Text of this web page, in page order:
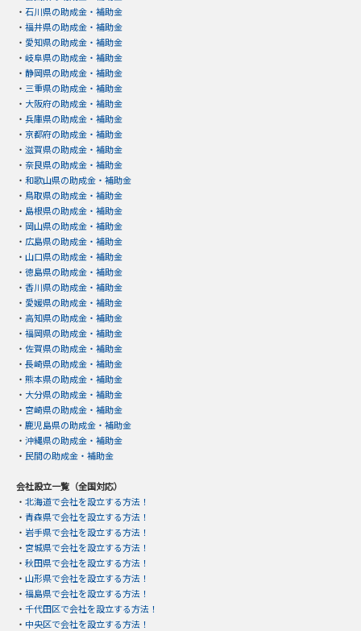
・ 石川県の助成金・補助金
・ 福井県の助成金・補助金
・ 愛知県の助成金・補助金
・ 岐阜県の助成金・補助金
・ 静岡県の助成金・補助金
・ 三重県の助成金・補助金
・ 大阪府の助成金・補助金
・ 兵庫県の助成金・補助金
・ 京都府の助成金・補助金
・ 滋賀県の助成金・補助金
・ 奈良県の助成金・補助金
・ 和歌山県の助成金・補助金
・ 鳥取県の助成金・補助金
・ 島根県の助成金・補助金
・ 岡山県の助成金・補助金
・ 広島県の助成金・補助金
・ 山口県の助成金・補助金
・ 徳島県の助成金・補助金
・ 香川県の助成金・補助金
・ 愛媛県の助成金・補助金
・ 高知県の助成金・補助金
・ 福岡県の助成金・補助金
・ 佐賀県の助成金・補助金
・ 長崎県の助成金・補助金
・ 熊本県の助成金・補助金
・ 大分県の助成金・補助金
・ 宮崎県の助成金・補助金
・ 鹿児島県の助成金・補助金
・ 沖縄県の助成金・補助金
・ 民間の助成金・補助金
会社設立一覧（全国対応）
・ 北海道で会社を設立する方法！
・ 青森県で会社を設立する方法！
・ 岩手県で会社を設立する方法！
・ 宮城県で会社を設立する方法！
・ 秋田県で会社を設立する方法！
・ 山形県で会社を設立する方法！
・ 福島県で会社を設立する方法！
・ 千代田区で会社を設立する方法！
・ 中央区で会社を設立する方法！